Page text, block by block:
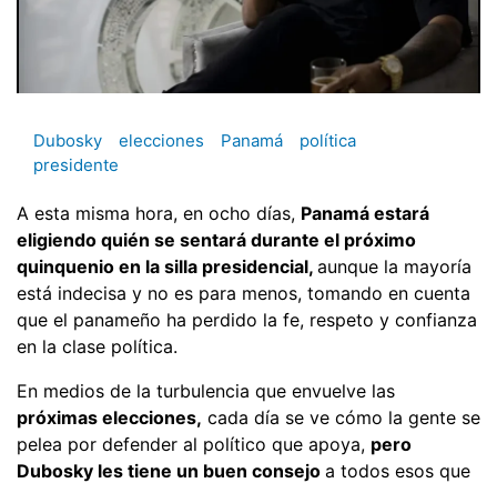
Dubosky elecciones Panamá
política
presidente
A esta misma hora, en ocho días, Panamá estará
eligiendo quién se sentará durante el próximo
quinquenio en la silla presidencial, aunque la mayoría
está indecisa y no es para menos, tomando en cuenta
que el panameño ha perdido la fe, respeto y confianza
en la clase política.
En medios de la turbulencia que envuelve las
próximas elecciones, cada día se ve cómo la gente se
pelea por defender al político que apoya, pero
Dubosky les tiene un buen consejo a todos esos que